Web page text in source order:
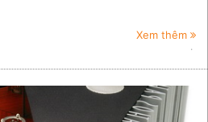
Xem thêm